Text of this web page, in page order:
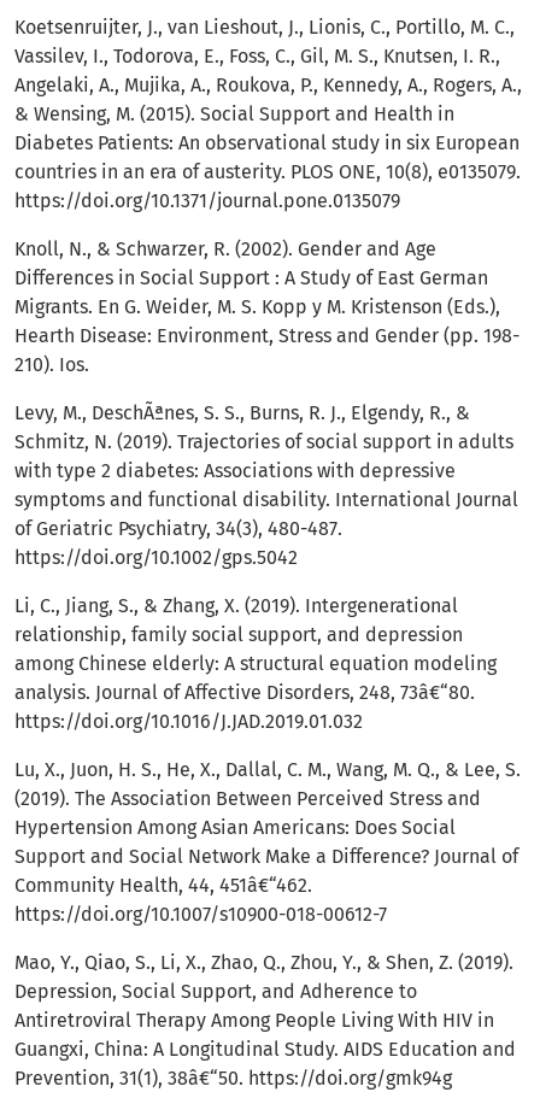
Koetsenruijter, J., van Lieshout, J., Lionis, C., Portillo, M. C.,
Vassilev, I., Todorova, E., Foss, C., Gil, M. S., Knutsen, I. R.,
Angelaki, A., Mujika, A., Roukova, P., Kennedy, A., Rogers, A.,
& Wensing, M. (2015). Social Support and Health in
Diabetes Patients: An observational study in six European
countries in an era of austerity. PLOS ONE, 10(8), e0135079.
https://doi.org/10.1371/journal.pone.0135079
Knoll, N., & Schwarzer, R. (2002). Gender and Age
Differences in Social Support : A Study of East German
Migrants. En G. Weider, M. S. Kopp y M. Kristenson (Eds.),
Hearth Disease: Environment, Stress and Gender (pp. 198-
210). Ios.
Levy, M., DeschÃªnes, S. S., Burns, R. J., Elgendy, R., &
Schmitz, N. (2019). Trajectories of social support in adults
with type 2 diabetes: Associations with depressive
symptoms and functional disability. International Journal
of Geriatric Psychiatry, 34(3), 480-487.
https://doi.org/10.1002/gps.5042
Li, C., Jiang, S., & Zhang, X. (2019). Intergenerational
relationship, family social support, and depression
among Chinese elderly: A structural equation modeling
analysis. Journal of Affective Disorders, 248, 73â€“80.
https://doi.org/10.1016/J.JAD.2019.01.032
Lu, X., Juon, H. S., He, X., Dallal, C. M., Wang, M. Q., & Lee, S.
(2019). The Association Between Perceived Stress and
Hypertension Among Asian Americans: Does Social
Support and Social Network Make a Difference? Journal of
Community Health, 44, 451â€“462.
https://doi.org/10.1007/s10900-018-00612-7
Mao, Y., Qiao, S., Li, X., Zhao, Q., Zhou, Y., & Shen, Z. (2019).
Depression, Social Support, and Adherence to
Antiretroviral Therapy Among People Living With HIV in
Guangxi, China: A Longitudinal Study. AIDS Education and
Prevention, 31(1), 38â€“50. https://doi.org/gmk94g